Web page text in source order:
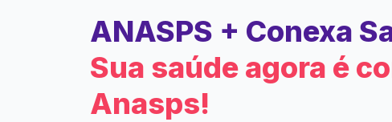
ANASPS + Conexa
Sua saúde agora é
Anasps!